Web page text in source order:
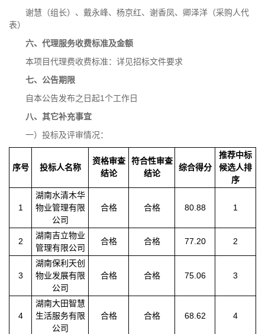
谢慧（组长）、戴永峰、杨京红、谢香凤、卿泽洋（采购人代
表）
六、代理服务收费标准及金额
本项目代理费收费标准：详见招标文件要求
七、公告期限
自本公告发布之日起1个工作日
八、其它补充事宜
一）投标及评审情况：
序号 投标人名称
资格审查
结论
符合性审查
结论
综合得分
推荐中标
候选人排
序
1
湖南水清木华
物业管理有限
公司
合格 合格 80.88 1
2
湖南吉立物业
管理有限公司
合格 合格 77.20 2
3
湖南保利天创
物业发展有限
公司
合格 合格 75.06 3
4
湖南大田智慧
生活服务有限
公司
合格 合格 68.62 4